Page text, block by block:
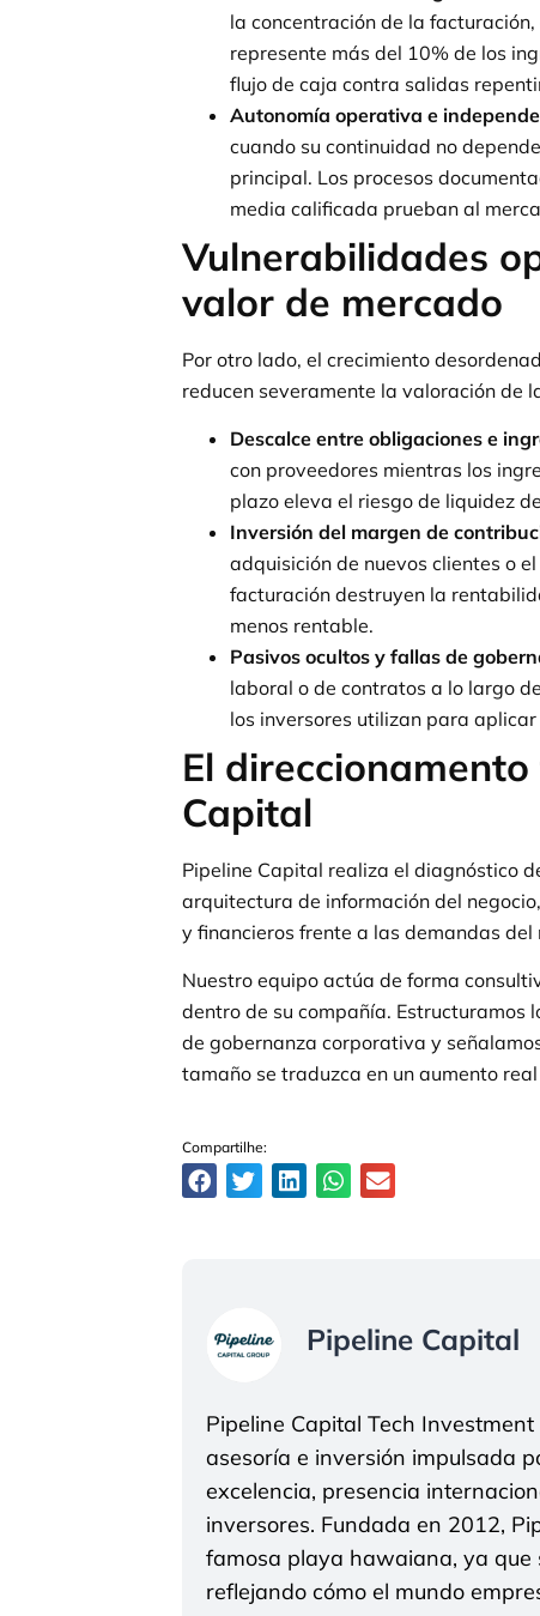
la concentración de la
represente más del 10% de los
flujo de caja contra salidas
Autonomía operativa e
cuando su continuidad no
principal. Los procesos
media calificada prueban al
Vulnerabilidades
valor de mercado
Por otro lado, el crecimiento
reducen severamente la valoración de
Descalce entre obligaciones e
con proveedores mientras los
plazo eleva el riesgo de liquidez
Inversión del margen de
adquisición de nuevos clientes o
facturación destruyen la
menos rentable.
Pasivos ocultos y fallas de
laboral o de contratos a lo largo
los inversores utilizan para
El
Capital
Pipeline Capital realiza el diagnóstico
arquitectura de información del
y financieros frente a las demandas
Nuestro equipo actúa de forma
dentro de su compañía. Estructuramos
de gobernanza corporativa y
tamaño se traduzca en un aumento
Compartilhe:
Pipeline Capital
Pipeline Capital Tech
asesoría e inversión impulsada
excelencia, presencia
inversores. Fundada en 2012,
famosa playa hawaiana, ya que
reflejando cómo el mundo